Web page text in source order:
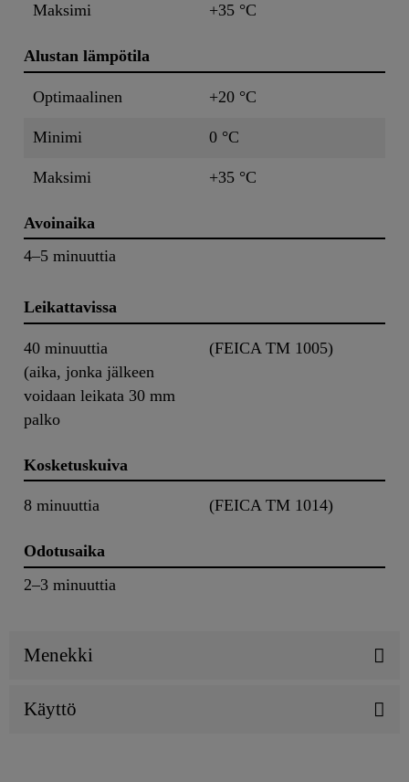
Maksimi +35 °C
Alustan lämpötila
Optimaalinen +20 °C
Minimi 0 °C
Maksimi +35 °C
Avoinaika
4–5 minuuttia
Leikattavissa
40 minuuttia
(aika, jonka jälkeen
voidaan leikata 30 mm
palko
(FEICA TM 1005)
Kosketuskuiva
8 minuuttia (FEICA TM 1014)
Odotusaika
2–3 minuuttia
Menekki
Käyttö